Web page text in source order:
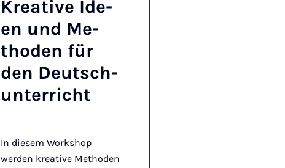
Kre­a­ti­ve Ide­
en und Me­
tho­den für
den Deutsch­
un­ter­richt
In diesem Workshop
werden kreative Methoden